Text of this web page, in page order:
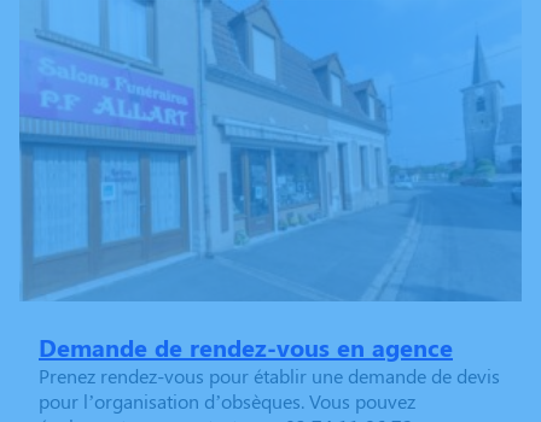
Demande de rendez-vous en agence
Prenez rendez-vous pour établir une demande de devis
pour l’organisation d’obsèques. Vous pouvez